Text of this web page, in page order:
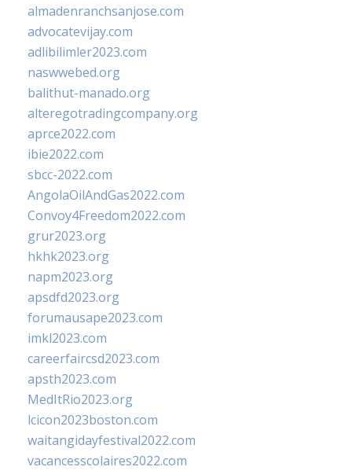
almadenranchsanjose.com
advocatevijay.com
adlibilimler2023.com
naswwebed.org
balithut-manado.org
alteregotradingcompany.org
aprce2022.com
ibie2022.com
sbcc-2022.com
AngolaOilAndGas2022.com
Convoy4Freedom2022.com
grur2023.org
hkhk2023.org
napm2023.org
apsdfd2023.org
forumausape2023.com
imkl2023.com
careerfaircsd2023.com
apsth2023.com
MedItRio2023.org
lcicon2023boston.com
waitangidayfestival2022.com
vacancesscolaires2022.com